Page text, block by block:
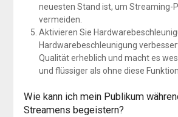
neuesten Stand ist, um Streaming-
vermeiden.
Aktivieren Sie
Hardwarebeschleunigung
Qualität erheblich und macht es
und flüssiger als ohne diese Funktion.
Wie kann ich mein Publikum
Streamens begeistern?